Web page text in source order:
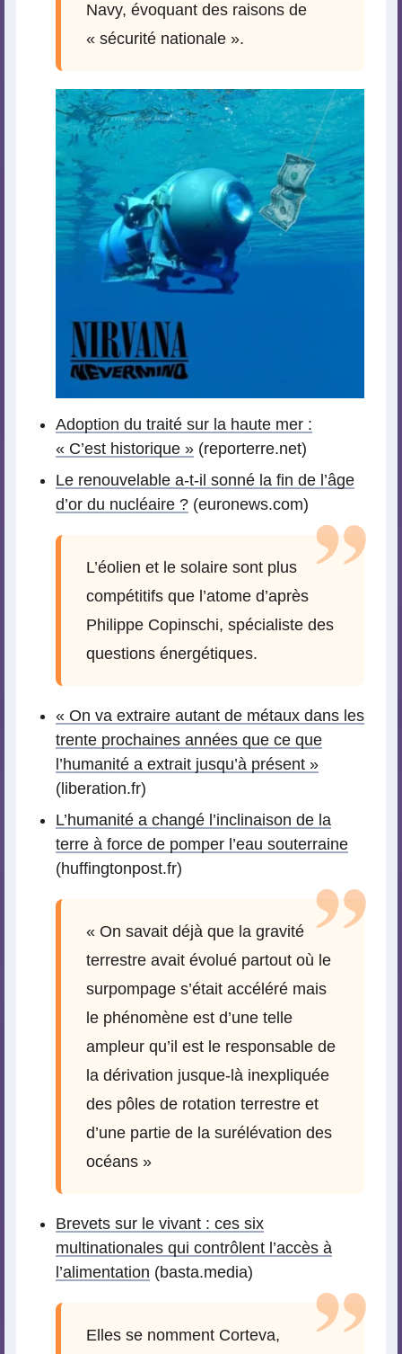
Navy, évoquant des raisons de
« sécurité nationale ».
Adoption du traité sur la haute mer :
« C’est historique » (reporterre.net)
Le renouvelable a-t-il sonné la fin de l’âge
d’or du nucléaire ? (euronews.com)
L’éolien et le solaire sont plus
compétitifs que l’atome d’après
Philippe Copinschi, spécialiste des
questions énergétiques.
« On va extraire autant de métaux dans les
trente prochaines années que ce que
l’humanité a extrait jusqu’à présent »
(liberation.fr)
L’humanité a changé l’inclinaison de la
terre à force de pomper l’eau souterraine
(huffingtonpost.fr)
« On savait déjà que la gravité
terrestre avait évolué partout où le
surpompage s’était accéléré mais
le phénomène est d’une telle
ampleur qu’il est le responsable de
la dérivation jusque-là inexpliquée
des pôles de rotation terrestre et
d’une partie de la surélévation des
océans »
Brevets sur le vivant : ces six
multinationales qui contrôlent l’accès à
l’alimentation (basta.media)
Elles se nomment Corteva,